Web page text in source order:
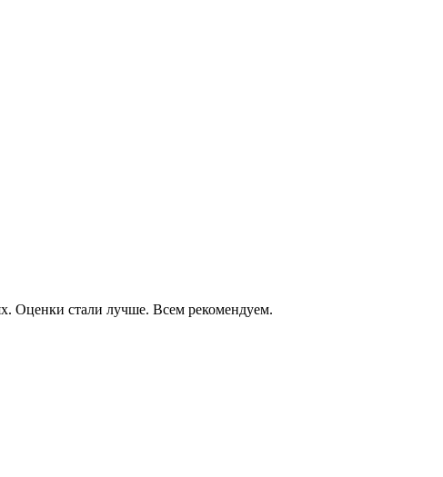
Оценки стали лучше. Всем рекомендуем.